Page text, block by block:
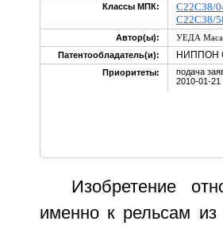
Классы МПК: C22C38/
C22C38/
Автор(ы): УЕДА
Патентообладатель(и):
НИППОН
Приоритеты:
подача
2010-01-21
Изобретение
именно к рельсам